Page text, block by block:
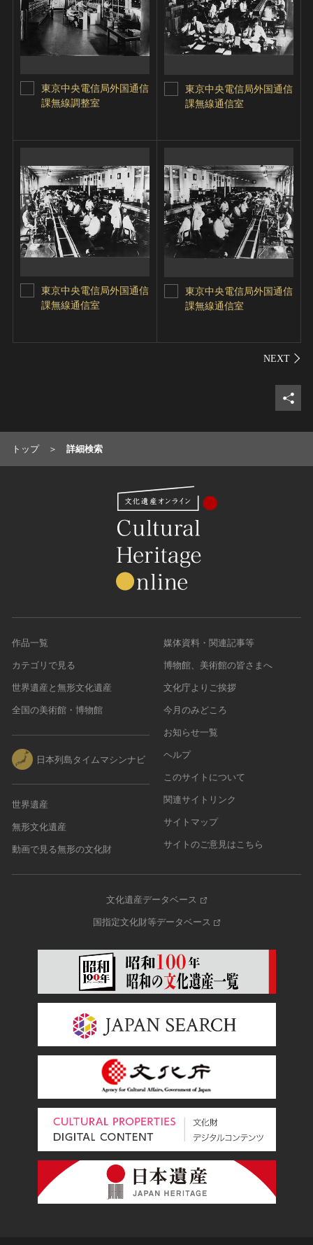
東京中央電信局外国通信
課無線調整室
東京中央電信局外国通信
課無線通信室
東京中央電信局外国通信
課無線通信室
東京中央電信局外国通信
課無線通信室
シェ
トップ 詳細検索
作品一覧
カテゴリで見る
世界遺産と無形文化遺産
全国の美術館・博物館
日本列島タイムマシンナビ
世界遺産
無形文化遺産
動画で見る無形の文化財
媒体資料・関連記事等
博物館、美術館の皆さまへ
文化庁よりご挨拶
今月のみどころ
お知らせ一覧
ヘルプ
このサイトについて
関連サイトリンク
サイトマップ
サイトのご意見はこちら
文化遺産データベース
国指定文化財等データベース